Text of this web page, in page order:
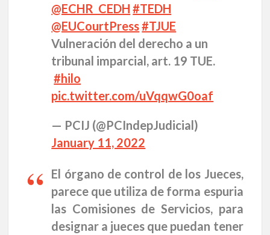
@ECHR_CEDH #TEDH
@EUCourtPress#TJUE
Vulneración del derecho a un
tribunal imparcial, art. 19 TUE.
#hilo
pic.twitter.com/uVqqwG0oaf
— PCIJ (@PCIndepJudicial)
January 11, 2022
El órgano de control de los Jueces,
parece que utiliza de forma espuria
las Comisiones de Servicios, para
designar a jueces que puedan tener